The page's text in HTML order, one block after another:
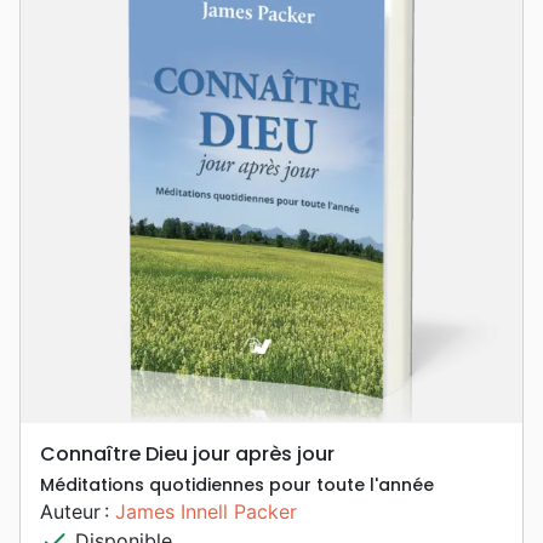
Connaître Dieu jour après jour
Méditations quotidiennes pour toute l'année
Auteur : James Innell Packer